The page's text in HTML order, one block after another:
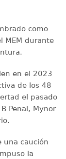
como
MEM durante
en el 2023
de los 48
el pasado
Penal, Mynor
una caución
la